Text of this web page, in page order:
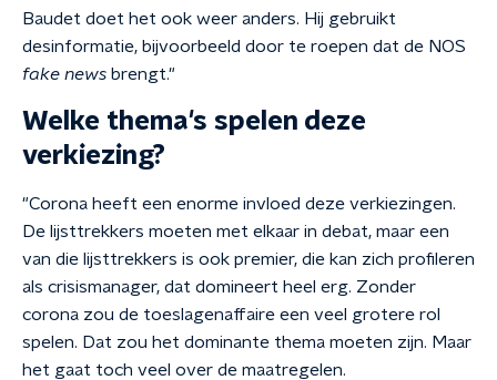
Baudet doet het ook weer anders. Hij gebruikt
desinformatie, bijvoorbeeld door te roepen dat de NOS
fake news brengt."
Welke thema's spelen deze
verkiezing?
"Corona heeft een enorme invloed deze verkiezingen.
De lijsttrekkers moeten met elkaar in debat, maar een
van die lijsttrekkers is ook premier, die kan zich profileren
als crisismanager, dat domineert heel erg. Zonder
corona zou de toeslagenaffaire een veel grotere rol
spelen. Dat zou het dominante thema moeten zijn. Maar
het gaat toch veel over de maatregelen.